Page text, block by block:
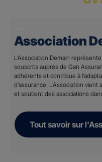
Association
L’Association Demain
souscrits auprès de Gan
adhérents et contribue à
d’assurance. L’Association
et soutient des associations
Tout savoir sur